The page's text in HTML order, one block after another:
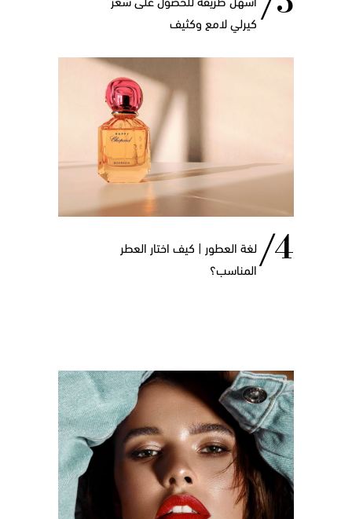
كيرلي لامع وكثيف
لغة العطور | كيف اختار العطر
المناسب؟